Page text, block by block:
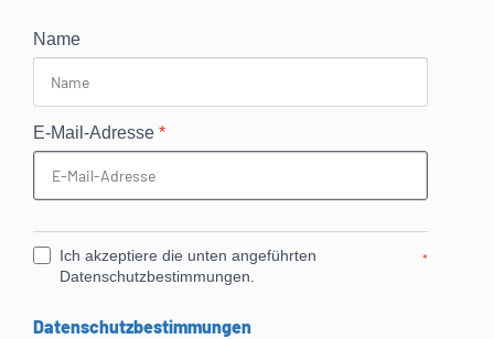
Name
E-Mail-Adresse *
Ich akzeptiere die unten angeführten
Datenschutzbestimmungen.
*
Datenschutzbestimmungen